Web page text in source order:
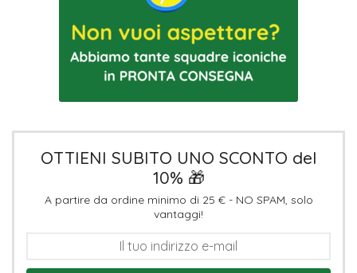
OTTIENI SUBITO UNO SCONTO del
10% 🎁
A partire da ordine minimo di 25 € - NO SPAM, solo
vantaggi!